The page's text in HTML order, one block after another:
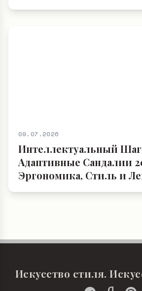
09.07.2026
Интеллектуальный
Адаптивные Сандалии
Эргономика, Стиль и
Искусство стиля.